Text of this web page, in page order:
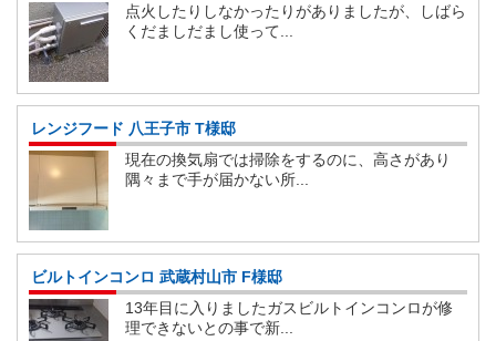
点火したりしなかったりがありましたが、しばら
くだましだまし使って...
レンジフード 八王子市 T様邸
現在の換気扇では掃除をするのに、高さがあり
隅々まで手が届かない所...
ビルトインコンロ 武蔵村山市 F様邸
13年目に入りましたガスビルトインコンロが修
理できないとの事で新...